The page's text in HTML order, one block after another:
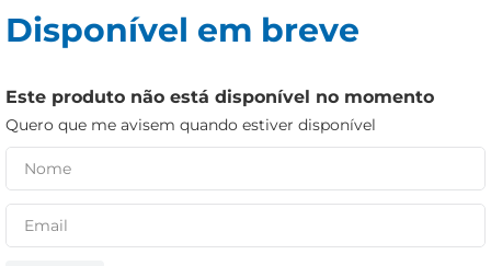
Disponível em breve
Este produto não está disponível no momento
Quero que me avisem quando estiver disponível
iogurte
papel higiênico
cerveja